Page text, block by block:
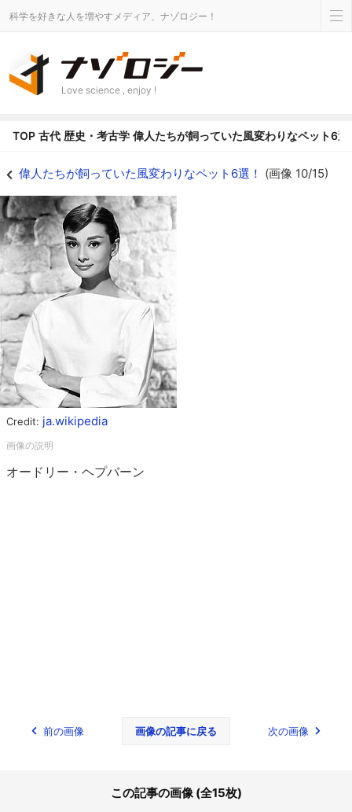
科学を好きな人を増やすメディア、ナゾロジー！
Love science , enjoy !
TOP 古代 歴史・考古学 偉人たちが飼っていた風変わりなペット6選
偉人たちが飼っていた風変わりなペット6選！ (画像 10/15)
Credit: ja.wikipedia
オードリー・ヘプバーン
前の画像 画像の記事に戻る 次の画像
この記事の画像 (全15枚)